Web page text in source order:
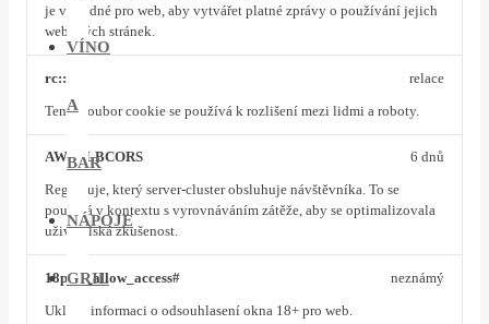
je výhodné pro web, aby vytvářet platné zprávy o používání jejich
webových stránek.
rc::c
Tento soubor cookie se používá k rozlišení mezi lidmi a roboty.
relace
AWSALBCORS
Registruje, který server-cluster obsluhuje návštěvníka. To se
používá v kontextu s vyrovnáváním zátěže, aby se optimalizovala
uživatelská zkušenost.
6 dnů
18plus_allow_access#
Ukládá informaci o odsouhlasení okna 18+ pro web.
neznámý
VÍNO
A
BAR
NÁPOJE
GRIL